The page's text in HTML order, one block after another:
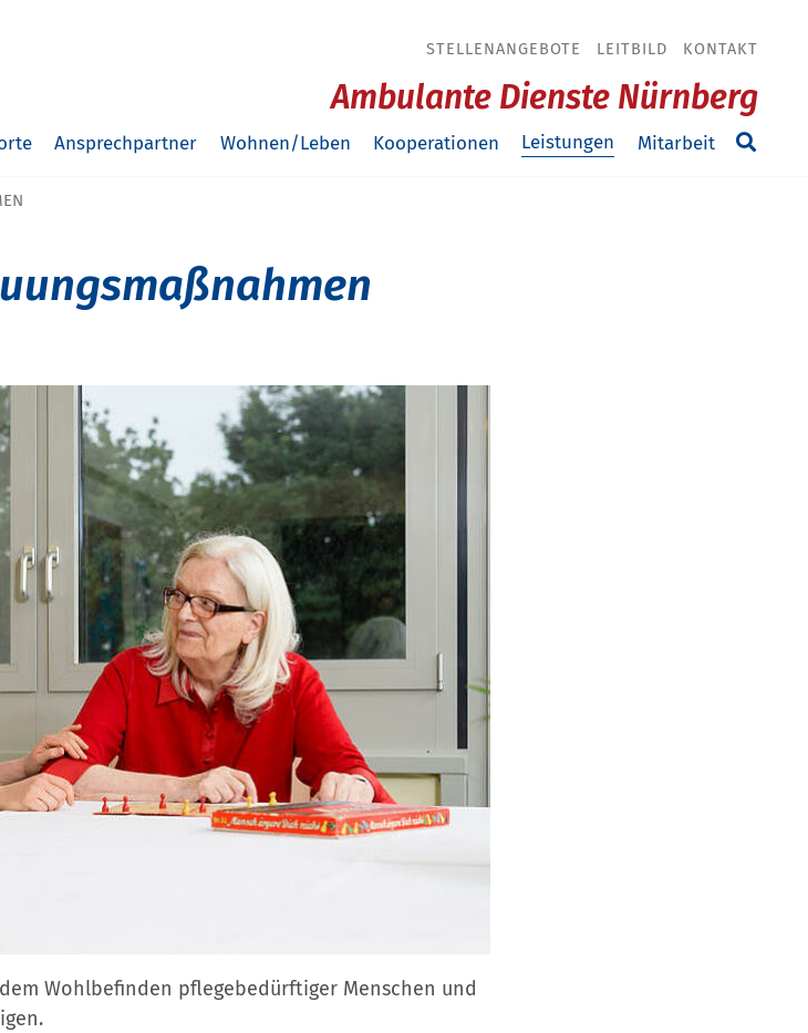
STELLENANGEBOTE LEITBILD KONTAKT
Ambulante Dienste Nürnberg
Ansprechpartner Wohnen/Leben Kooperationen Leistungen Mitarbeit
Wohlbefinden pflegebedürftiger Menschen und